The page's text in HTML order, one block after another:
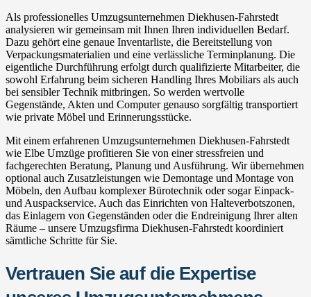
Als professionelles Umzugsunternehmen Diekhusen-Fahrstedt
analysieren wir gemeinsam mit Ihnen Ihren individuellen Bedarf.
Dazu gehört eine genaue Inventarliste, die Bereitstellung von
Verpackungsmaterialien und eine verlässliche Terminplanung. Die
eigentliche Durchführung erfolgt durch qualifizierte Mitarbeiter, die
sowohl Erfahrung beim sicheren Handling Ihres Mobiliars als auch
bei sensibler Technik mitbringen. So werden wertvolle
Gegenstände, Akten und Computer genauso sorgfältig transportiert
wie private Möbel und Erinnerungsstücke.
Mit einem erfahrenen Umzugsunternehmen Diekhusen-Fahrstedt
wie Elbe Umzüge profitieren Sie von einer stressfreien und
fachgerechten Beratung, Planung und Ausführung. Wir übernehmen
optional auch Zusatzleistungen wie Demontage und Montage von
Möbeln, den Aufbau komplexer Bürotechnik oder sogar Einpack-
und Auspackservice. Auch das Einrichten von Halteverbotszonen,
das Einlagern von Gegenständen oder die Endreinigung Ihrer alten
Räume – unsere Umzugsfirma Diekhusen-Fahrstedt koordiniert
sämtliche Schritte für Sie.
Vertrauen Sie auf die Expertise